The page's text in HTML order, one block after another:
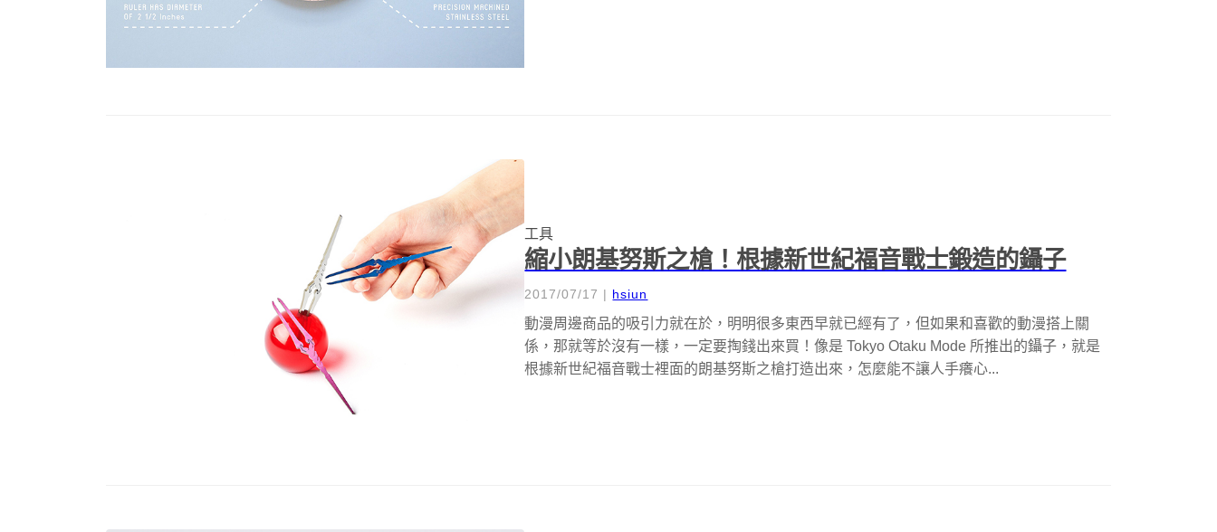
工具
縮小朗基努斯之槍！根據新世紀福音戰士鍛造的鑷子
2017/07/17 | hsiun
動漫周邊商品的吸引力就在於，明明很多東西早就已經有了，但如果和喜歡的動漫搭上關
係，那就等於沒有一樣，一定要掏錢出來買！像是 Tokyo Otaku Mode 所推出的鑷子，就是
根據新世紀福音戰士裡面的朗基努斯之槍打造出來，怎麼能不讓人手癢心...